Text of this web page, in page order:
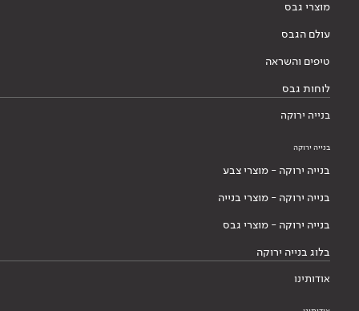
מוצרי גבס
עולם הגבס
טיפים והשראה
לוחות גבס
בנייה ירוקה
בנייה ירוקה
בנייה ירוקה - מוצרי צבע
בנייה ירוקה - מוצרי בנייה
בנייה ירוקה - מוצרי גבס
בלוג בנייה ירוקה
אודותינו